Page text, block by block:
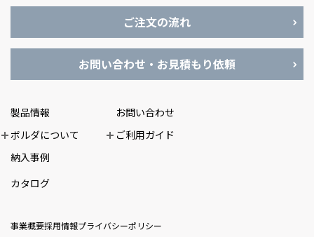
ご注文の流れ
お問い合わせ・お見積もり依頼
製品情報
ボルダについて
納入事例
カタログ
お問い合わせ
ご利用ガイド
事業概要採用情報プライバシーポリシー